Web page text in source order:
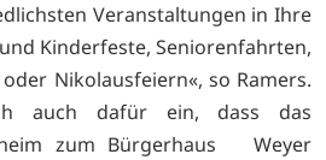
Veranstaltungen in Ihre
Kinderfeste, Seniorenfahrten,
Nikolausfeiern«, so Ramers.
auch dafür ein, dass das
zum Bürgerhaus Weyer